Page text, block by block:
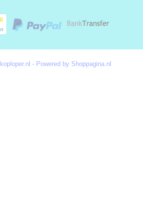
- Powered by Shoppagina.nl